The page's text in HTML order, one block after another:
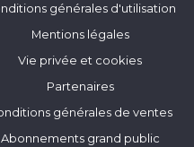
générales d'utilisation
Mentions légales
Vie privée et cookies
Partenaires
générales de ventes
Abonnements grand public